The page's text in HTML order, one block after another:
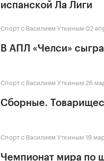
испанской Ла Лиги
Спорт с Василием Уткиным 02
В АПЛ «Челси»
Спорт с Василием Уткиным 26
Сборные.
Спорт с Василием Уткиным 19
Чемпионат мира по